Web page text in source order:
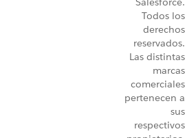
Todos los
derechos
reservados.
Las distintas
marcas
comerciales
pertenecen a
sus
respectivos